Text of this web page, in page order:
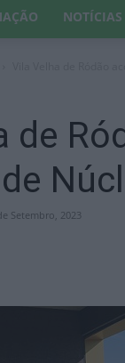
NOTÍCIAS
de
Setembro, 2023